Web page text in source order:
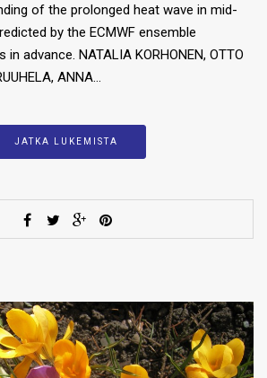
of the prolonged heat wave in mid-
by the ECMWF ensemble
advance. NATALIA KORHONEN, OTTO
ANNA…
JATKA LUKEMISTA